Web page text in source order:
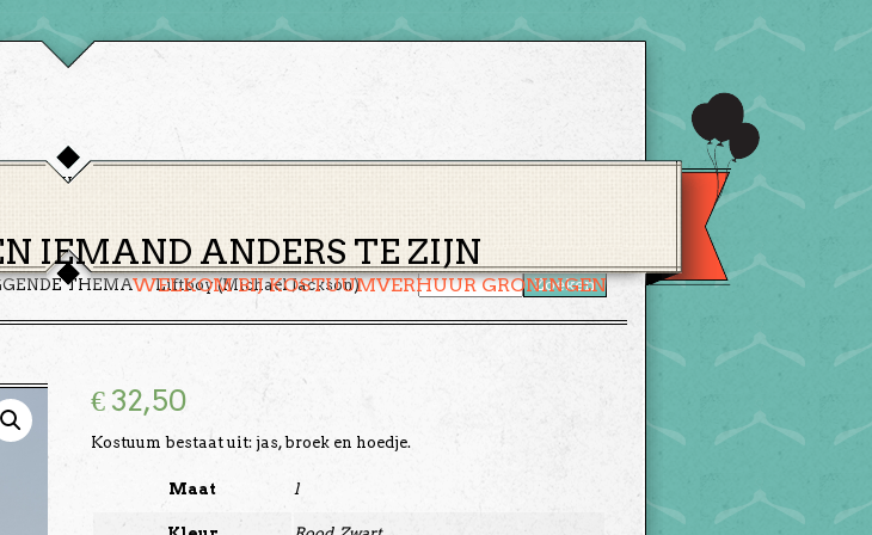
HUREN
IEMAND ANDERS TE ZIJN
WELKOM BIJ KOSTUUMVERHUUR GRONINGEN
THEMA Liftboy (Michael Jackson)
€ 32,50
Kostuum bestaat uit: jas, broek en hoedje.
Maat l